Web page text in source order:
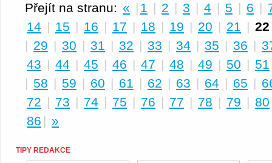
Přejít na stranu: « | 1 | 2 | 3 | 4 | 5 | 6 |
14 | 15 | 16 | 17 | 18 | 19 | 20 | 21 | 22
| 29 | 30 | 31 | 32 | 33 | 34 | 35 | 36 |
43 | 44 | 45 | 46 | 47 | 48 | 49 | 50 | 51
| 58 | 59 | 60 | 61 | 62 | 63 | 64 | 65 |
72 | 73 | 74 | 75 | 76 | 77 | 78 | 79 | 80
86 | »
TIPY REDAKCE